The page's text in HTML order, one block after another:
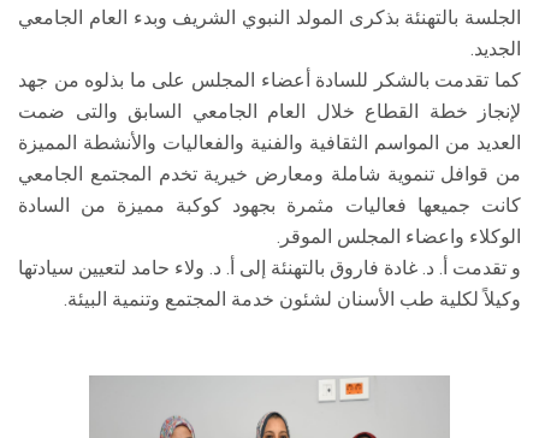
الجلسة بالتهنئة بذكرى المولد النبوي الشريف وبدء العام الجامعي
الجديد.
كما تقدمت بالشكر للسادة أعضاء المجلس على ما بذلوه من جهد
لإنجاز خطة القطاع خلال العام الجامعي السابق والتى ضمت
العديد من المواسم الثقافية والفنية والفعاليات والأنشطة المميزة
من قوافل تنموية شاملة ومعارض خيرية تخدم المجتمع الجامعي
كانت جميعها فعاليات مثمرة بجهود كوكبة مميزة من السادة
الوكلاء واعضاء المجلس الموقر.
و تقدمت أ. د. غادة فاروق بالتهنئة إلى أ. د. ولاء حامد لتعيين سيادتها
وكيلاً لكلية طب الأسنان لشئون خدمة المجتمع وتنمية البيئة.